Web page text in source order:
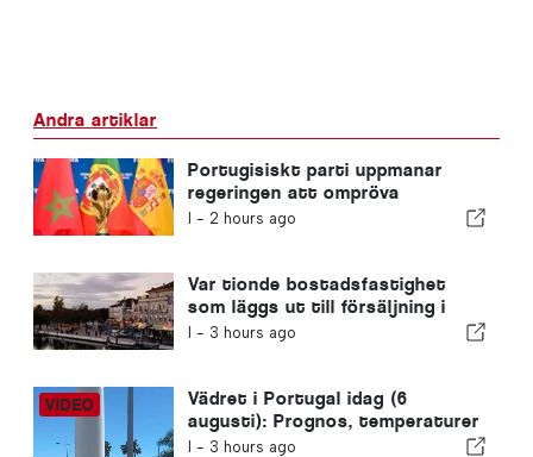
Andra artiklar
Portugisiskt parti uppmanar
regeringen att ompröva
Marockos värdskap för VM 2030
I - 2 hours ago
Var tionde bostadsfastighet
som läggs ut till försäljning i
Portugal säljs på mindre än en
I - 3 hours ago
Vädret i Portugal idag (6
augusti): Prognos, temperaturer
och vad man kan förvänta sig
I - 3 hours ago